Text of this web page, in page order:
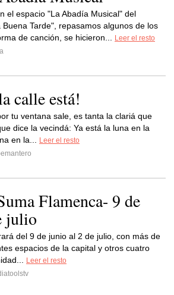
el espacio "La Abadía Musical" del
Buena Tarde", repasamos algunos de los
de canción, se hicieron...
Leer el resto
calle está!
tu ventana sale, es tanta la clariá que
dice la vecindá: Ya está la luna en la
en la...
Leer el resto
Flamenca- 9 de
julio
del 9 de junio al 2 de julio, con más de
espacios de la capital y otros cuatro
Leer el resto